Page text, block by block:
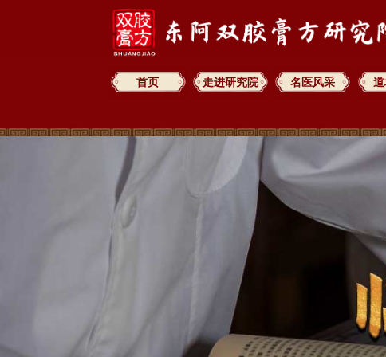
首页 走进研究院 名医风采